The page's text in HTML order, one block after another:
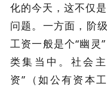
化的今天，这不仅
问题。一方面，阶
工资一般是个“幽灵
类集当中。社会
资”（如公有资本